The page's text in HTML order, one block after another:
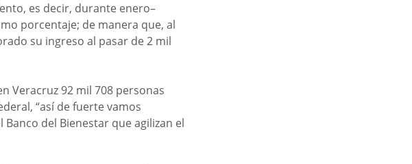
es decir, durante enero–
porcentaje; de manera que, al
su ingreso al pasar de 2 mil
Veracruz 92 mil 708 personas
“así de fuerte vamos
del Bienestar que agilizan el